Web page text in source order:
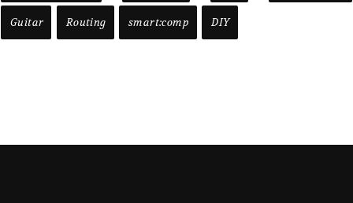
Guitar Routing smart:comp DIY